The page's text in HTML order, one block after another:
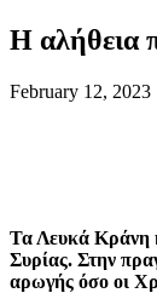
Η αλήθεια
February 12, 2023
Τα Λευκά Κράνη
Συρίας. Στην
αρωγής όσο οι